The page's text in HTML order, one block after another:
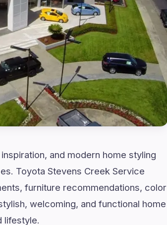
and modern home styling
Toyota Stevens Creek Service
furniture recommendations, color
welcoming, and functional home
lifestyle.